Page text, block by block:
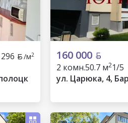
/м2 160 000
2 комн.50.7 м21/5
ул. Царюка, 4,